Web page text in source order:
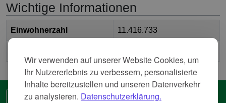
Wir verwenden auf unserer Website Cookies, um
Ihr Nutzererlebnis zu verbessern, personalisierte
Inhalte bereitzustellen und unseren Datenverkehr
zu analysieren. Datenschutzerklärung.
Wichtige Informationen
Einwohnerzahl 11.416.733
🌍 Eine andere Sprache